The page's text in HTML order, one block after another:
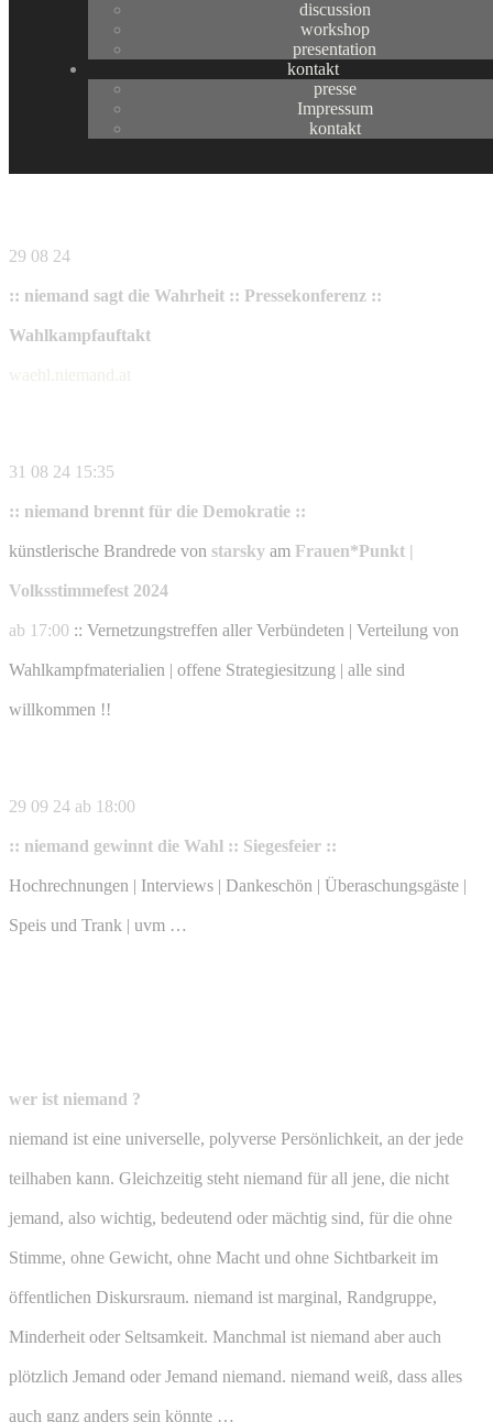
discussion
workshop
presentation
kontakt
presse
Impressum
kontakt
29 08 2024 – 29 09 2024
29 08 24
:: niemand sagt die Wahrheit :: Pressekonferenz ::
Wahlkampfauftakt
waehl.niemand.at
31 08 24 15:35
:: niemand brennt für die Demokratie ::
künstlerische Brandrede von starsky am Frauen*Punkt |
Volksstimmefest 2024
ab 17:00 :: Vernetzungstreffen aller Verbündeten | Verteilung von
Wahlkampfmaterialien | offene Strategiesitzung | alle sind
willkommen !!
29 09 24 ab 18:00
:: niemand gewinnt die Wahl :: Siegesfeier ::
Hochrechnungen | Interviews | Dankeschön | Überaschungsgäste |
Speis und Trank | uvm …
wer ist niemand ?
niemand ist eine universelle, polyverse Persönlichkeit, an der jede
teilhaben kann. Gleichzeitig steht niemand für all jene, die nicht
jemand, also wichtig, bedeutend oder mächtig sind, für die ohne
Stimme, ohne Gewicht, ohne Macht und ohne Sichtbarkeit im
öffentlichen Diskursraum. niemand ist marginal, Randgruppe,
Minderheit oder Seltsamkeit. Manchmal ist niemand aber auch
plötzlich Jemand oder Jemand niemand. niemand weiß, dass alles
auch ganz anders sein könnte …